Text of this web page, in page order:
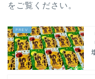
をご覧ください 。